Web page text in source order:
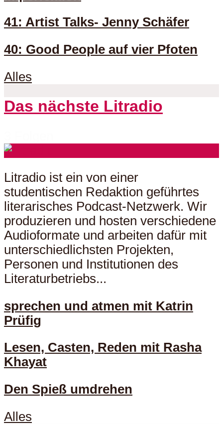
41: Artist Talks- Jenny Schäfer
40: Good People auf vier Pfoten
Alles
Das nächste Litradio
Litradio ist ein von einer
studentischen Redaktion geführtes
literarisches Podcast-Netzwerk. Wir
produzieren und hosten verschiedene
Audioformate und arbeiten dafür mit
unterschiedlichsten Projekten,
Personen und Institutionen des
Literaturbetriebs...
sprechen und atmen mit Katrin
Prüfig
Lesen, Casten, Reden mit Rasha
Khayat
Den Spieß umdrehen
Alles